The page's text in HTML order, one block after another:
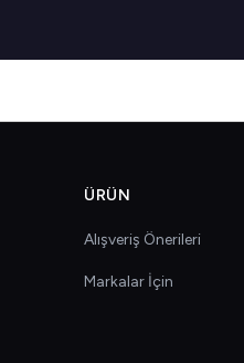
ÜRÜN
Alışveriş Önerileri
Markalar İçin